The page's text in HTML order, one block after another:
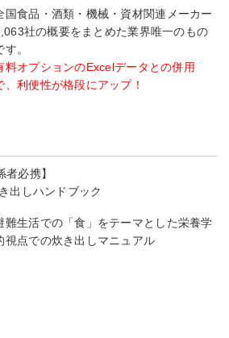
国食品・酒類・機械・資材関連メーカー
社の概要をまとめた業界唯一のもの
す。
料オプションのExcelデータとの併用
、利便性が格段にアップ！
者必携】
出しハンドブック
難生活での「食」をテーマとした栄養学
視点での炊き出しマニュアル